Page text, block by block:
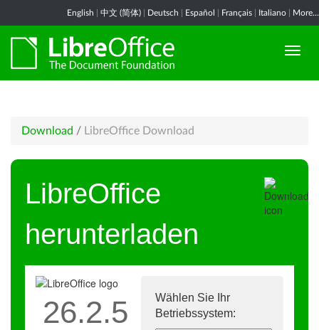
English 中文 (简体) Deutsch Español Français Italiano More...
Download / LibreOffice Download
LibreOffice
herunterladen
Wählen Sie Ihr
Betriebssystem:
26.2.5